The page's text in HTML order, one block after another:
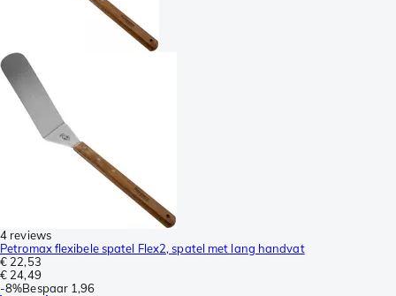
4 reviews
Petromax flexibele spatel Flex2, spatel met lang handvat
€ 22,53
€ 24,49
-8%Bespaar 1,96